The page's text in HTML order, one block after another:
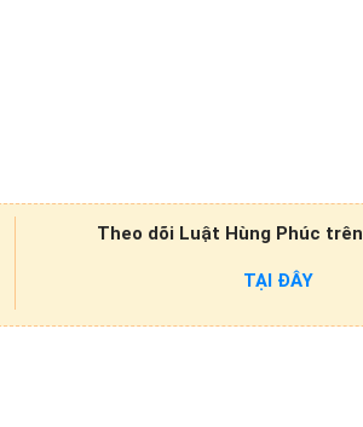
Theo dõi Luật Hùng Phúc trên
TẠI ĐÂY